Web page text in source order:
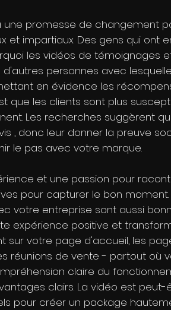
promesse de changement
et impartiaux. Des gens qui ont
les vidéos de témoignages
personnes avec
en évidence les
les clients sont plus
Les recherches suggèrent
, donc leur donner la preuve
le pas avec votre marque.
et une passion pour
pour capturer le bon
votre entreprise sont aussi
expérience positive et
sur votre page d'accueil, les
réunions de vente - partout où
claire du
clairs. La vidéo est peut-
pour créer un package